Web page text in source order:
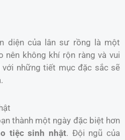
diện của lân sư rồng là một
nên không khí rộn ràng và vui
với những tiết mục đặc sắc sẽ
thành một ngày đặc biệt hơn
tiệc sinh nhật. Đội ngũ của